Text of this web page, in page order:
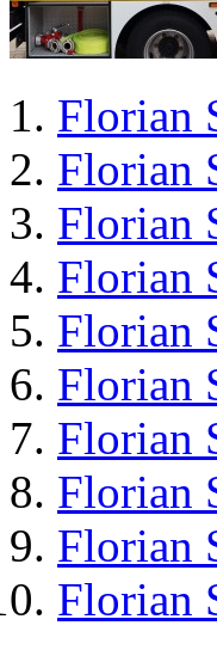
Florian
Florian
Florian
Florian
Florian
Florian
Florian
Florian
Florian
Florian